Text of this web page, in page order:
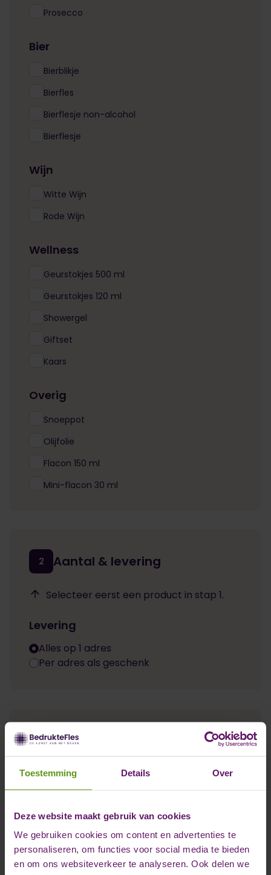
Toestemming Details Over
Deze website maakt gebruik van cookies
We gebruiken cookies om content en advertenties te
personaliseren, om functies voor social media te bieden
en om ons websiteverkeer te analyseren. Ook delen we
Prosecco
Bier
Bierblikje
Bierfles
Bierflesje non-alcohol
Bierflesje
Wijn
Witte Wijn
Rode Wijn
Wellness
Geurstokjes 500 ml
Geurstokjes 120 ml
Showergel
Giftset
Kaars
Overig
Snoeppot
Olijfolie
Flacon 150 ml
Mini-flacon 30 ml
2 Aantal & levering
Selecteer eerst een product in stap 1.
Levering
Alles op 1 adres
Per adres als geschenk
3 Gegevens invullen
Naam *
Bedrijfsnaam *